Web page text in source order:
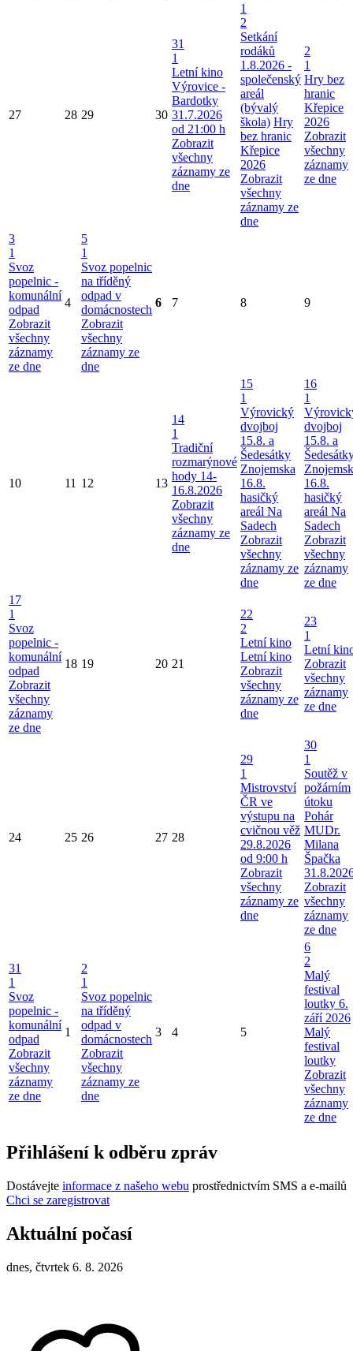
27 28 29 30
31
1
Letní kino
Výrovice -
Bardotky
31.7.2026
od 21:00 h
Zobrazit
všechny
záznamy ze
dne
1
2
Setkání
rodáků
1.8.2026 -
společenský
areál
(bývalý
škola) Hry
bez hranic
Křepice
2026
Zobrazit
všechny
záznamy ze
dne
2
1
Hry bez
hranic
Křepice
2026
Zobrazit
všechny
záznamy
ze dne
3
1
Svoz
popelnic -
komunální
odpad
Zobrazit
všechny
záznamy
ze dne
4
5
1
Svoz popelnic
na tříděný
odpad v
domácnostech
Zobrazit
všechny
záznamy ze
dne
6 7 8 9
10 11 12 13
14
1
Tradiční
rozmarýnové
hody 14-
16.8.2026
Zobrazit
všechny
záznamy ze
dne
15
1
Výrovický
dvojboj
15.8. a
Šedesátky
Znojemska
16.8.
hasičký
areál Na
Sadech
Zobrazit
všechny
záznamy ze
dne
16
1
dvojboj
15.8. a
16.8.
hasičký
areál Na
Sadech
Zobrazit
všechny
záznamy
ze dne
17
1
Svoz
popelnic -
komunální
odpad
Zobrazit
všechny
záznamy
ze dne
18 19 20 21
22
2
Letní kino
Letní kino
Zobrazit
všechny
záznamy ze
dne
23
1
Letní
Zobrazit
všechny
záznamy
ze dne
24 25 26 27 28
29
1
Mistrovství
ČR ve
výstupu na
cvičnou věž
29.8.2026
od 9:00 h
Zobrazit
všechny
záznamy ze
dne
30
1
Soutěž v
požárním
útoku
Pohár
MUDr.
Milana
Špačka
Zobrazit
všechny
záznamy
ze dne
31
1
Svoz
popelnic -
komunální
odpad
Zobrazit
všechny
záznamy
ze dne
1
2
1
Svoz popelnic
na tříděný
odpad v
domácnostech
Zobrazit
všechny
záznamy ze
dne
3 4 5
6
2
Malý
festival
loutky 6.
září 2026
Malý
festival
loutky
Zobrazit
všechny
záznamy
ze dne
Přihlášení k odběru zpráv
Dostávejte informace z našeho webu prostřednictvím SMS a e-mailů
Chci se zaregistrovat
Aktuální počasí
dnes, čtvrtek 6. 8. 2026